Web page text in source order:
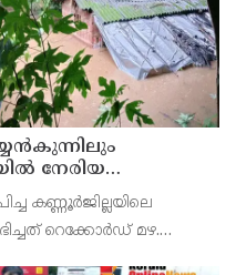
നേരിയ
മാറ്റി
കണ്ണൂർജില്ലയിലെ
റെക്കോർഡ് മഴ.